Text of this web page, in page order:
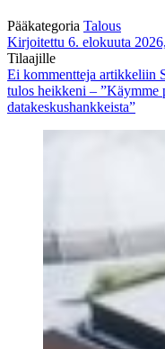
Pääkategoria Talous
Kirjoitettu 6. elokuuta
Tilaajille
Ei kommentteja artikkeliin
tulos heikkeni – ”Käymme
datakeskushankkeista”